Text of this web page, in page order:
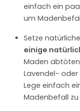
einfach ein
um
Setze
einige
Maden
Lavendel- oder
Lege einfach
Madenbefall zu